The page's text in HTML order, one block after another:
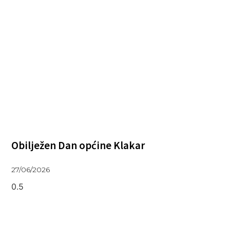
Obilježen Dan općine Klakar
27/06/2026